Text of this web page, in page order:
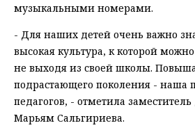
музыкальными номерами.
- Для наших детей очень важно
высокая культура, к которой
не выходя из своей школы.
подрастающего поколения - наша
педагогов, - отметила
Марьям Сальгириева.